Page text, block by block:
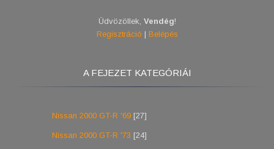
Üdvözöllek Vendég!
Regisztráció | Belépés
A FEJEZET KATEGÓRIÁI
Nissan 2000 GT-R '69 [27]
Nissan 2000 GT-R '73 [24]